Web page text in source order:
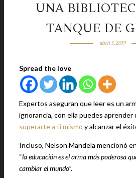
UNA
TANQUE DE
abril 3, 2019
Spread the love
Expertos aseguran que leer es un
ignorancia, con ella puedes aprender
superarte a ti mismo y alcanzar el
Incluso, Nelson Mandela mencionó
“la educación es el arma más poderosa
cambiar el mundo”.